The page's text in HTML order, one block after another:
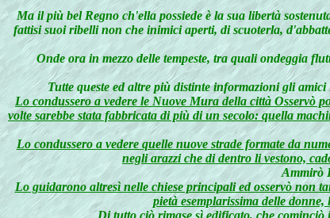
Ma il più bel Regno ch'ella possiede è la sua libertà
fattisi suoi ribelli non che inimici aperti, di scuoterla,
Onde ora in mezzo delle tempeste, tra quali ondeggia
Tutte queste ed altre più distinte informazioni gli
Lo condussero a vedere le Nuove Mura della città Osservò
volte sarebbe stata fabbricata di più di un secolo: quella
Lo condussero a vedere quelle nuove strade formate da
negli arazzi che di dentro li vestono,
Ammirò
Lo guidarono altresì nelle chiese principali ed osservò non
pietà esemplarissima delle
Di tutto ciò rimase sì edificato, che cominciò